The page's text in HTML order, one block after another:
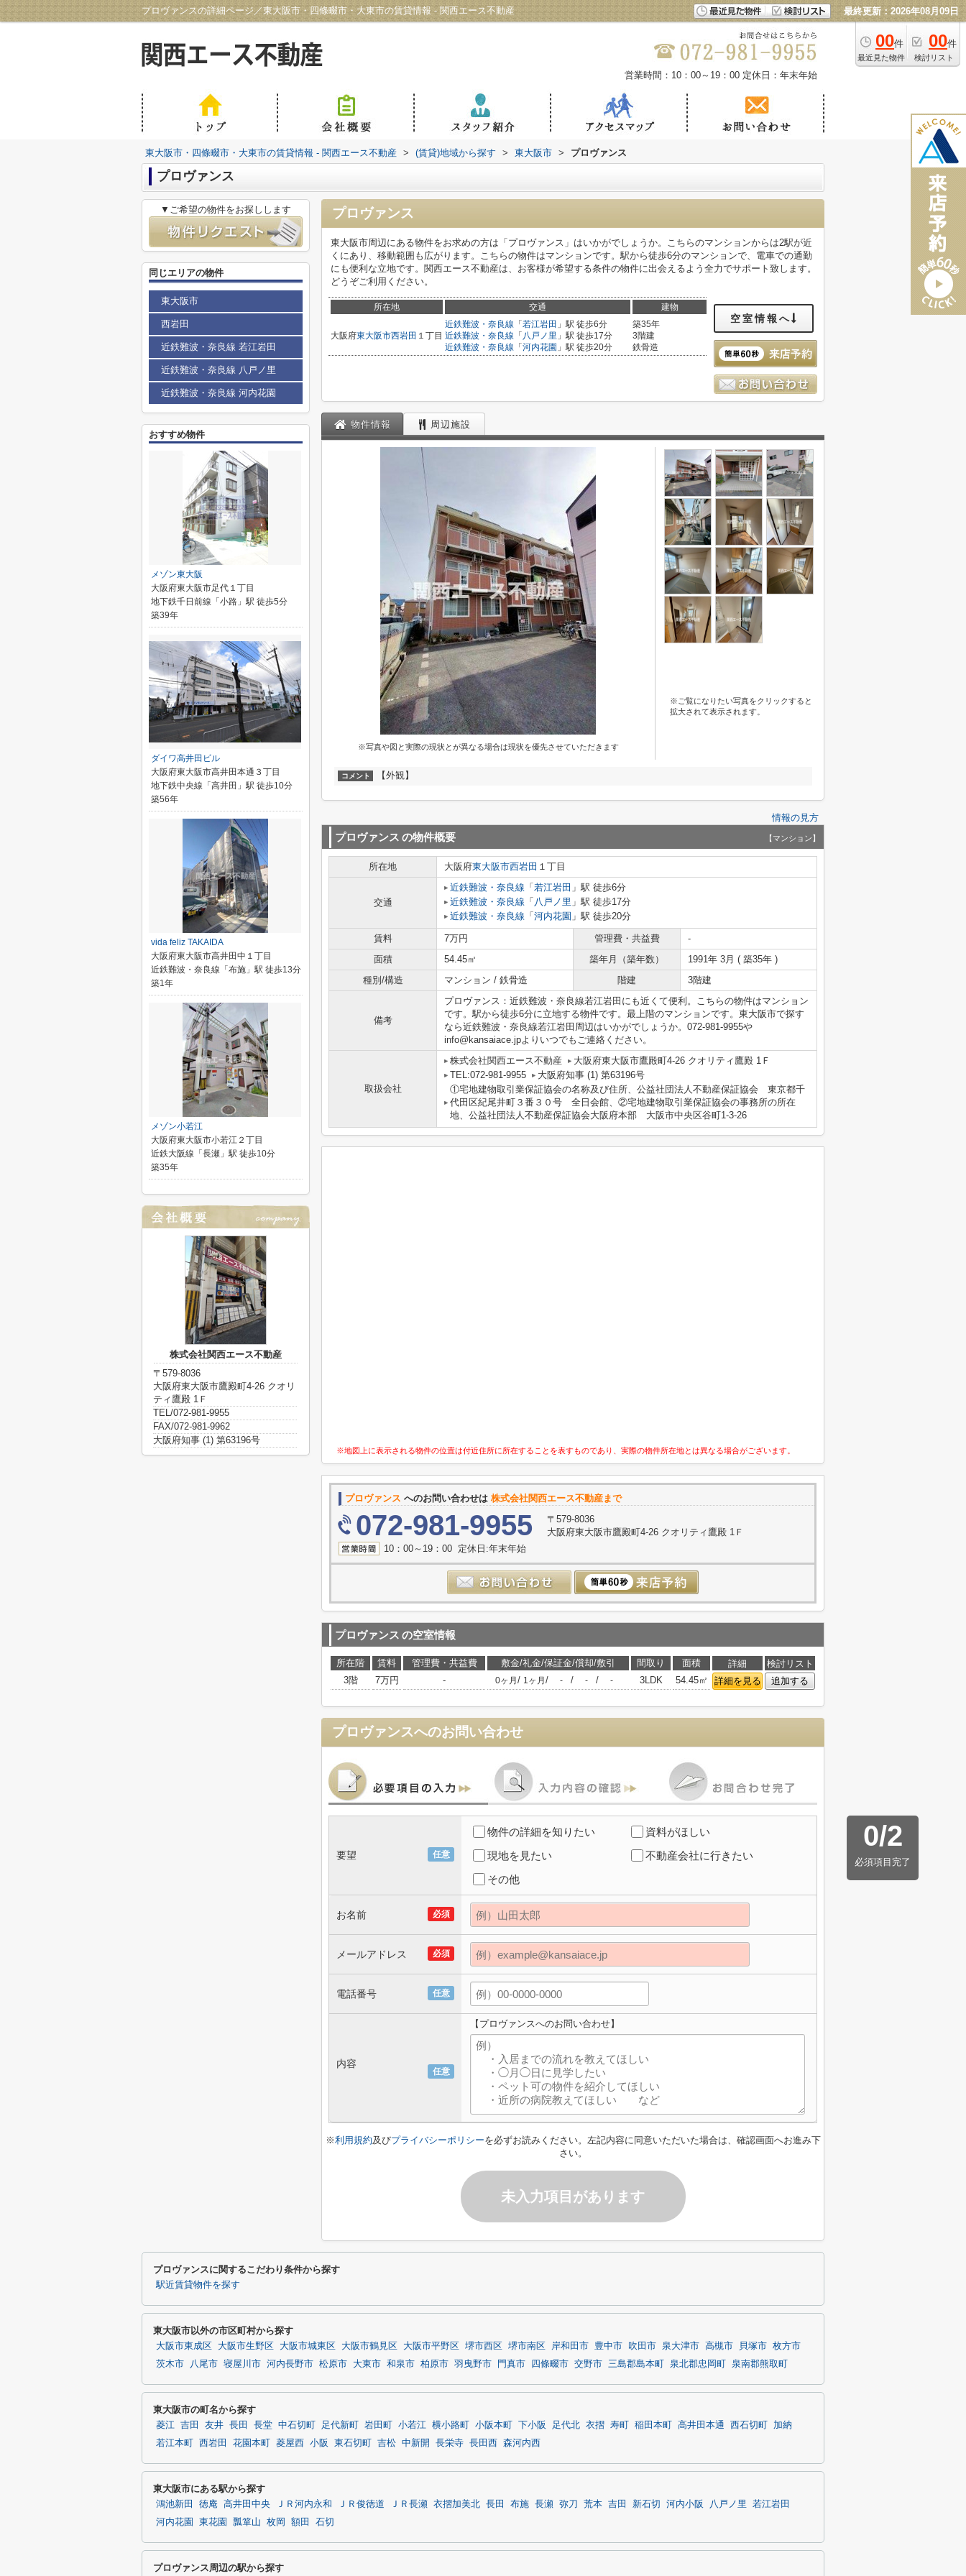
プロヴァンスの詳細ページ／東大阪市・四條畷市・大東市の賃貸情報 - 関西エース不動産 最終更新：2026年08月09日
00件
最近見た物件
00件
検討リスト
営業時間：10：00～19：00 定休日：年末年始
東大阪市・四條畷市・大東市の賃貸情報 - 関西エース不動産 > (賃貸)地域から探す > 東大阪市 > プロヴァンス
プロヴァンス
プロヴァンス
東大阪市周辺にある物件をお求めの方は「プロヴァンス」はいかがでしょうか。こちらのマンションからは2駅が近
くにあり、移動範囲も広がります。こちらの物件はマンションです。駅から徒歩6分のマンションで、電車での通勤
にも便利な立地です。関西エース不動産は、お客様が希望する条件の物件に出会えるよう全力でサポート致します。
どうぞご利用ください。
所在地 交通 建物
大阪府東大阪市西岩田 １丁目
近鉄難波・奈良線 「 若江岩田 」駅 徒歩6分
近鉄難波・奈良線 「 八戸ノ里 」駅 徒歩17分
近鉄難波・奈良線 「 河内花園 」駅 徒歩20分
築35年
3階建
鉄骨造
空室情報へ
物件情報 周辺施設
※写真や図と実際の現状とが異なる場合は現状を優先させていただきます
※ご覧になりたい写真をクリックすると
拡大されて表示されます。
コメント 【外観】
情報の見方
プロヴァンス の物件概要 【マンション】
所在地 大阪府東大阪市西岩田 １丁目
交通
近鉄難波・奈良線 「 若江岩田 」駅 徒歩6分
近鉄難波・奈良線 「 八戸ノ里 」駅 徒歩17分
近鉄難波・奈良線 「 河内花園 」駅 徒歩20分
賃料 7万円 管理費・共益費
-
面積
54.45㎡ 築年月（築年数）
1991年 3月 ( 築35年 )
種別/構造
マンション / 鉄骨造 階建 3階建
備考
プロヴァンス：近鉄難波・奈良線若江岩田にも近くて便利。こちらの物件はマンション
です。駅から徒歩6分に立地する物件です。最上階のマンションです。東大阪市で探す
なら近鉄難波・奈良線若江岩田周辺はいかがでしょうか。072-981-9955や
info@kansaiace.jpよりいつでもご連絡ください。
取扱会社
株式会社関西エース不動産
大阪府東大阪市鷹殿町4-26 クオリティ鷹殿 1Ｆ
TEL:072-981-9955
大阪府知事 (1) 第63196号
①宅地建物取引業保証協会の名称及び住所、公益社団法人不動産保証協会 東京都千
代田区紀尾井町３番３０号 全日会館、②宅地建物取引業保証協会の事務所の所在
地、公益社団法人不動産保証協会大阪府本部 大阪市中央区谷町1-3-26
※地図上に表示される物件の位置は付近住所に所在することを表すものであり、実際の物件所在地とは異なる場合がございます。
プロヴァンス へのお問い合わせは 株式会社関西エース不動産まで
072-981-9955
〒579-8036
大阪府東大阪市鷹殿町4-26 クオリティ鷹殿 1Ｆ
10：00～19：00 定休日:年末年始
プロヴァンス の空室情報
所在階 賃料 管理費・共益費 敷金/礼金/保証金/償却/敷引 間取り 面積 詳細
検討リスト
3階
7万円 - 0ヶ月 / 1ヶ月 / - / - / - 3LDK 54.45㎡ 詳細を見る 追加する
プロヴァンスへのお問い合わせ
0/2
必須項目完了
任意
要望
物件の詳細を知りたい
資料がほしい
現地を見たい
不動産会社に行きたい
その他
必須
お名前
必須
メールアドレス
任意
電話番号
任意
内容
【プロヴァンスへのお問い合わせ】
※利用規約及びプライバシーポリシーを必ずお読みください。左記内容に同意いただいた場合は、確認画面へお進み下
さい。
未入力項目があります
▼ご希望の物件をお探しします
同じエリアの物件
東大阪市
西岩田
近鉄難波・奈良線 若江岩田
近鉄難波・奈良線 八戸ノ里
近鉄難波・奈良線 河内花園
おすすめ物件
メゾン東大阪
大阪府東大阪市足代１丁目
地下鉄千日前線「小路」駅 徒歩5分
築39年
ダイワ高井田ビル
大阪府東大阪市高井田本通３丁目
地下鉄中央線「高井田」駅 徒歩10分
築56年
vida feliz TAKAIDA
大阪府東大阪市高井田中１丁目
近鉄難波・奈良線「布施」駅 徒歩13分
築1年
メゾン小若江
大阪府東大阪市小若江２丁目
近鉄大阪線「長瀬」駅 徒歩10分
築35年
株式会社関西エース不動産
〒579-8036
大阪府東大阪市鷹殿町4-26 クオリ
ティ鷹殿 1Ｆ
TEL/072-981-9955
FAX/072-981-9962
大阪府知事 (1) 第63196号
プロヴァンスに関するこだわり条件から探す
駅近賃貸物件を探す
東大阪市以外の市区町村から探す
大阪市東成区 大阪市生野区 大阪市城東区 大阪市鶴見区 大阪市平野区 堺市西区 堺市南区 岸和田市 豊中市 吹田市 泉大津市 高槻市 貝塚市 枚方市
茨木市
八尾市 寝屋川市 河内長野市 松原市 大東市 和泉市 柏原市 羽曳野市 門真市 四條畷市 交野市 三島郡島本町 泉北郡忠岡町 泉南郡熊取町
東大阪市の町名から探す
菱江 吉田 友井 長田 長堂 中石切町 足代新町 岩田町 小若江 横小路町 小阪本町 下小阪 足代北 衣摺 寿町 稲田本町 高井田本通 西石切町
加納
若江本町
西岩田 花園本町 菱屋西 小阪 東石切町 吉松 中新開 長栄寺 長田西 森河内西
東大阪市にある駅から探す
鴻池新田 徳庵 高井田中央 ＪＲ河内永和 ＪＲ俊徳道 ＪＲ長瀬 衣摺加美北 長田 布施 長瀬 弥刀 荒本 吉田 新石切 河内小阪 八戸ノ里
若江岩田
河内花園
東花園 瓢箪山 枚岡 額田 石切
プロヴァンス周辺の駅から探す